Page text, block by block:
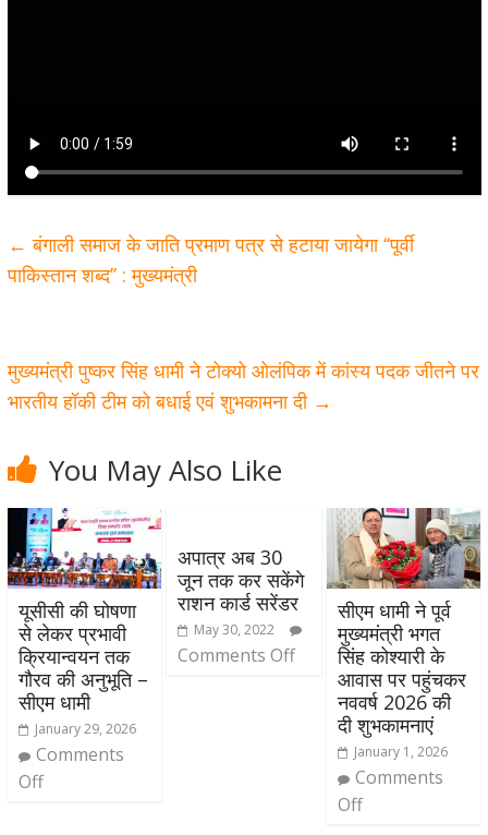
← बंगाली समाज के जाति प्रमाण पत्र से हटाया जायेगा ‘‘पूर्वी
पाकिस्तान शब्द’’ : मुख्यमंत्री
मुख्यमंत्री पुष्कर सिंह धामी ने टोक्यो ओलंपिक में कांस्य पदक जीतने पर
भारतीय हॉकी टीम को बधाई एवं शुभकामना दी →
You May Also Like
यूसीसी की घोषणा
से लेकर प्रभावी
क्रियान्वयन तक
गौरव की अनुभूति –
सीएम धामी
January 29, 2026
Comments
Off
अपात्र अब 30
जून तक कर सकेंगे
राशन कार्ड सरेंडर
May 30, 2022
Comments Off
सीएम धामी ने पूर्व
मुख्यमंत्री भगत
सिंह कोश्यारी के
आवास पर पहुंचकर
नववर्ष 2026 की
दी शुभकामनाएं
January 1, 2026
Comments
Off